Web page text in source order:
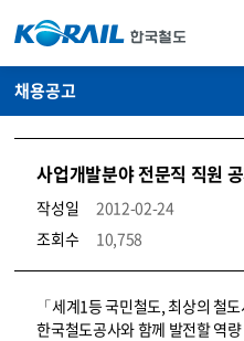
채용공고
사업개발분야 전문직 직원
작성일
2012-02-24
조회수
10,758
코레일소개_경영공시_채용공고 상세보기 – 내용, 파일, 담당자 연락처로 구성
「세계1등 국민철도, 최상의 철
한국철도공사와 함께 발전할 역